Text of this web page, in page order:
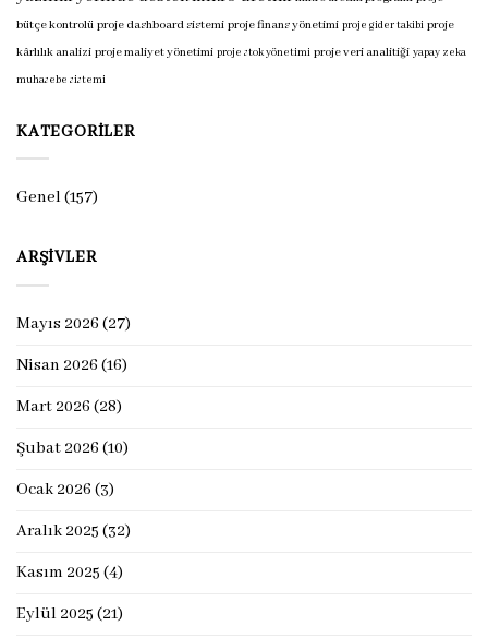
bütçe kontrolü proje dashboard sistemi proje finans yönetimi proje gider takibi proje
kârlılık analizi proje maliyet yönetimi proje stok yönetimi proje veri analitiği yapay zeka
muhasebe sistemi
KATEGORILER
Genel(157)
ARŞIVLER
Mayıs 2026 (27)
Nisan 2026 (16)
Mart 2026 (28)
Şubat 2026 (10)
Ocak 2026 (3)
Aralık 2025 (32)
Kasım 2025 (4)
Eylül 2025 (21)